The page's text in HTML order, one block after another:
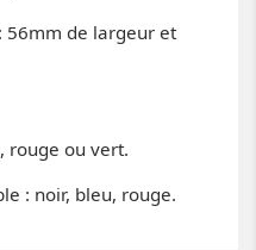
56mm de largeur et
rouge ou vert.
: noir, bleu, rouge.